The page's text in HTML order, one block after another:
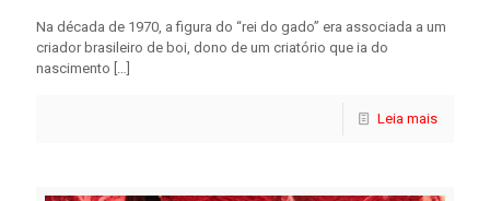
Na década de 1970, a figura do “rei do gado” era associada a um
criador brasileiro de boi, dono de um criatório que ia do
nascimento […]
Leia mais